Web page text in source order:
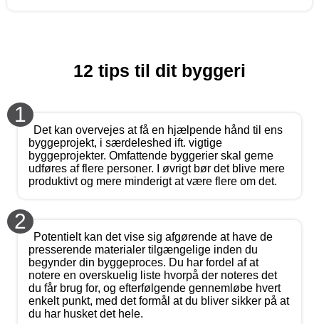
12 tips til dit byggeri
1
Det kan overvejes at få en hjælpende hånd til ens
byggeprojekt, i særdeleshed ift. vigtige
byggeprojekter. Omfattende byggerier skal gerne
udføres af flere personer. I øvrigt bør det blive mere
produktivt og mere minderigt at være flere om det.
2
Potentielt kan det vise sig afgørende at have de
presserende materialer tilgængelige inden du
begynder din byggeproces. Du har fordel af at
notere en overskuelig liste hvorpå der noteres det
du får brug for, og efterfølgende gennemløbe hvert
enkelt punkt, med det formål at du bliver sikker på at
du har husket det hele.